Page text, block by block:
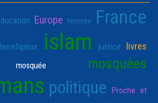
Europe femmes France
islam justice livres
mosquée mosquées
politique Proche et